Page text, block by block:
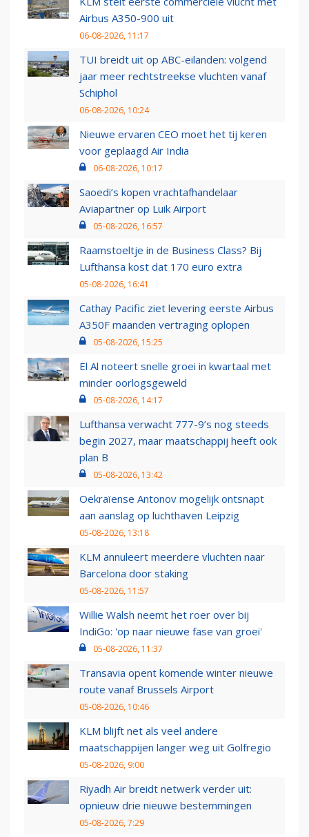
Airbus A350-900 uit
06-08-2026, 11:17
TUI breidt uit op ABC-eilanden: volgend
jaar meer rechtstreekse vluchten vanaf
Schiphol
06-08-2026, 10:24
Nieuwe ervaren CEO moet het tij keren
voor geplaagd Air India
06-08-2026, 10:17
Saoedi’s kopen vrachtafhandelaar
Aviapartner op Luik Airport
05-08-2026, 16:57
Raamstoeltje in de Business Class? Bij
Lufthansa kost dat 170 euro extra
05-08-2026, 16:41
Cathay Pacific ziet levering eerste Airbus
A350F maanden vertraging oplopen
05-08-2026, 15:25
El Al noteert snelle groei in kwartaal met
minder oorlogsgeweld
05-08-2026, 14:17
Lufthansa verwacht 777-9’s nog steeds
begin 2027, maar maatschappij heeft ook
plan B
05-08-2026, 13:42
Oekraïense Antonov mogelijk ontsnapt
aan aanslag op luchthaven Leipzig
05-08-2026, 13:18
KLM annuleert meerdere vluchten naar
Barcelona door staking
05-08-2026, 11:57
Willie Walsh neemt het roer over bij
IndiGo: 'op naar nieuwe fase van groei'
05-08-2026, 11:37
Transavia opent komende winter nieuwe
route vanaf Brussels Airport
05-08-2026, 10:46
KLM blijft net als veel andere
maatschappijen langer weg uit Golfregio
05-08-2026, 9:00
Riyadh Air breidt netwerk verder uit:
opnieuw drie nieuwe bestemmingen
05-08-2026, 7:29